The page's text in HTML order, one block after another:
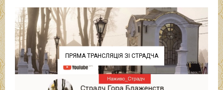
ПРЯМА ТРАНСЛЯЦІЯ ЗІ СТРАДЧА